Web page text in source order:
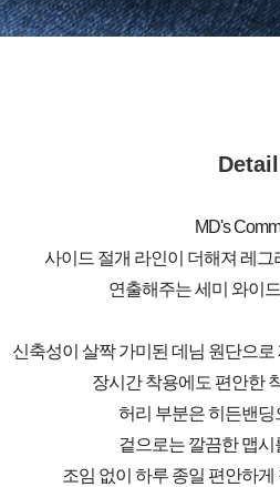
Detail
MD's
사이드 절개 라인이 더해져 레그
연출해주는 세미 와이
신축성이 살짝 가미된 데님 원단으
장시간 착용에도 편안한
허리 부분은 히든밴딩
겉으로는 깔끔한 맵시
조임 없이 하루 종일 편안하